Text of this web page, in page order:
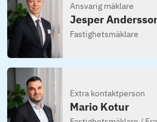
Ansvarig mäklare
Jesper
Fastighetsmäklare
Extra kontaktperson
Mario Kotur